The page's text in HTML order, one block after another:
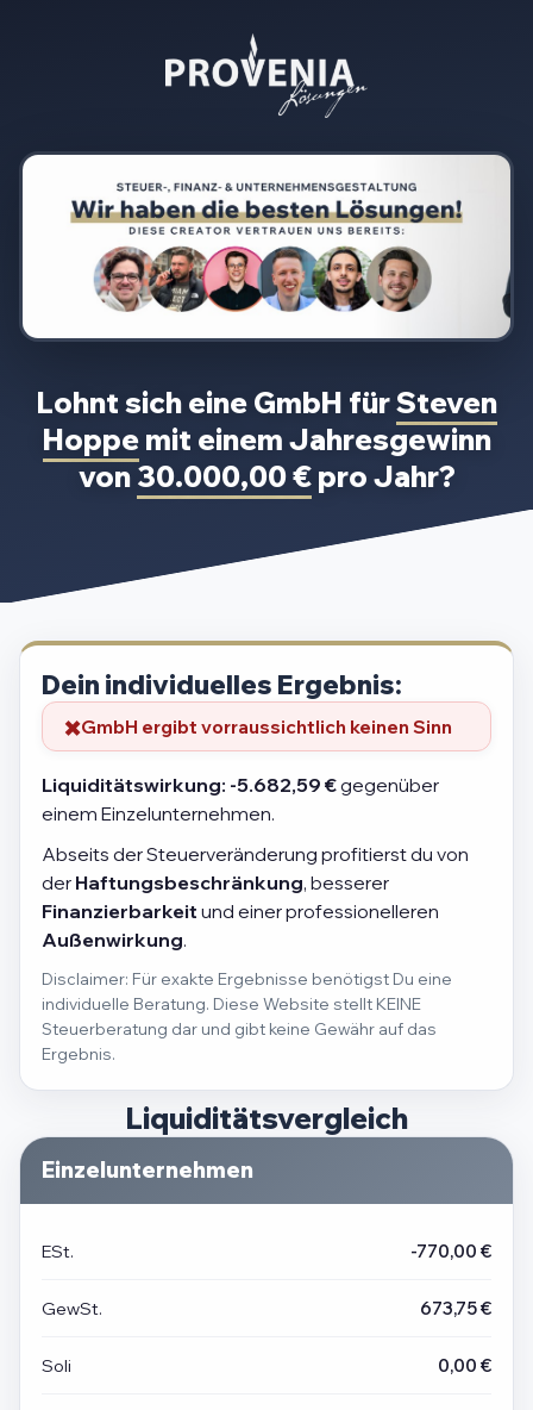
Lohnt sich eine GmbH fürSteven
Hoppemit einem Jahresgewinn
von 30.000,00 €pro Jahr?
Dein individuelles Ergebnis:
GmbH ergibt vorraussichtlich keinen Sinn
Liquiditätswirkung: -5.682,59 €gegenüber
einem Einzelunternehmen.
Abseits der Steuerveränderung profitierst du von
der Haftungsbeschränkung, besserer
Finanzierbarkeit und einer professionelleren
Außenwirkung.
Disclaimer: Für exakte Ergebnisse benötigst Du eine
individuelle Beratung. Diese Website stellt KEINE
Steuerberatung dar und gibt keine Gewähr auf das
Ergebnis.
Liquiditätsvergleich
Einzelunternehmen
ESt. -770,00 €
GewSt. 673,75 €
Soli 0,00 €